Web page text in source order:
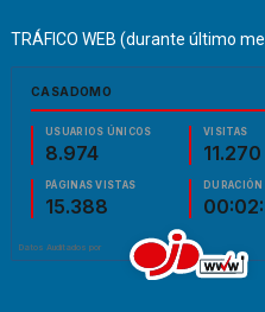
TRÁFICO WEB (durante último